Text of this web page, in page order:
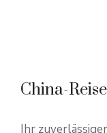
China-
Ihr